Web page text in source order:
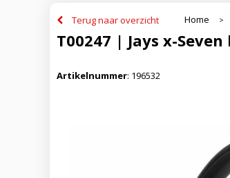
Terug naar overzicht Home >
T00247 | Jays x-
Artikelnummer: 196532